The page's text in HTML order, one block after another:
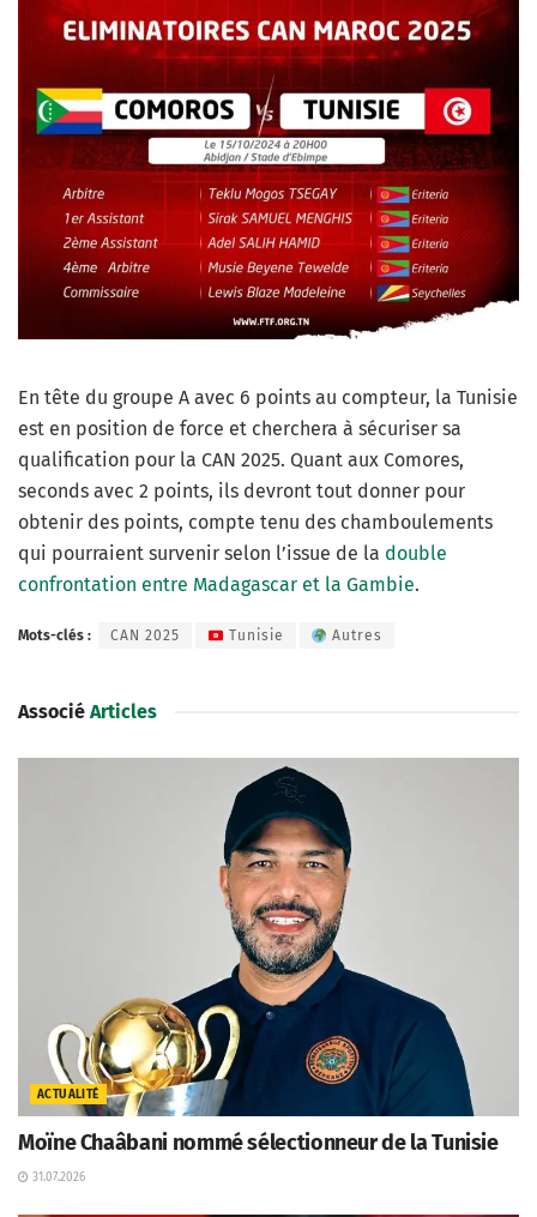
En tête du groupe A avec 6 points au compteur, la Tunisie
est en position de force et cherchera à sécuriser sa
qualification pour la CAN 2025. Quant aux Comores,
seconds avec 2 points, ils devront tout donner pour
obtenir des points, compte tenu des chamboulements
qui pourraient survenir selon l’issue de la double
confrontation entre Madagascar et la Gambie.
Mots-clés : CAN 2025 Tunisie Autres
Associé Articles
ACTUALITÉ
Moïne Chaâbani nommé sélectionneur de la Tunisie
31.07.2026